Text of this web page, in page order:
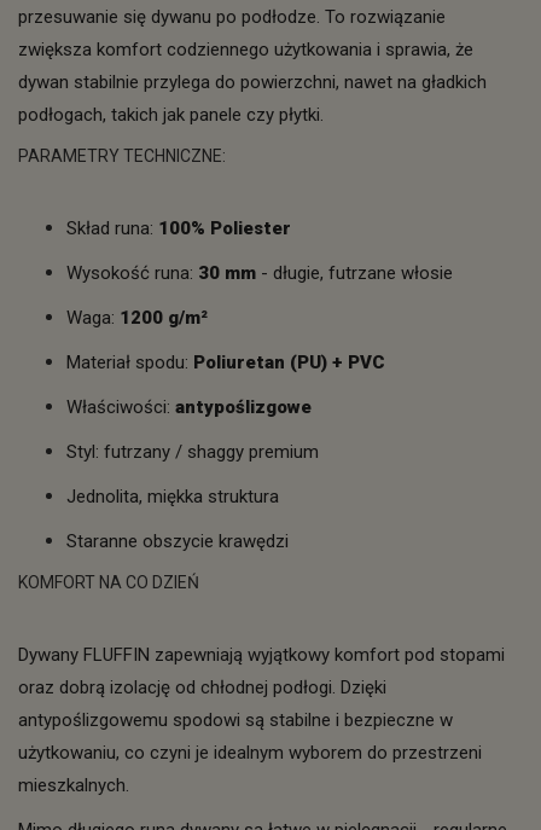
przesuwanie się dywanu po podłodze. To rozwiązanie
zwiększa komfort codziennego użytkowania i sprawia, że
dywan stabilnie przylega do powierzchni, nawet na gładkich
podłogach, takich jak panele czy płytki.
PARAMETRY TECHNICZNE:
Skład runa: 100% Poliester
Wysokość runa: 30 mm - długie, futrzane włosie
Waga: 1200 g/m²
Materiał spodu: Poliuretan (PU) + PVC
Właściwości: antypoślizgowe
Styl: futrzany / shaggy premium
Jednolita, miękka struktura
Staranne obszycie krawędzi
KOMFORT NA CO DZIEŃ
Dywany FLUFFIN zapewniają wyjątkowy komfort pod stopami
oraz dobrą izolację od chłodnej podłogi. Dzięki
antypoślizgowemu spodowi są stabilne i bezpieczne w
użytkowaniu, co czyni je idealnym wyborem do przestrzeni
mieszkalnych.